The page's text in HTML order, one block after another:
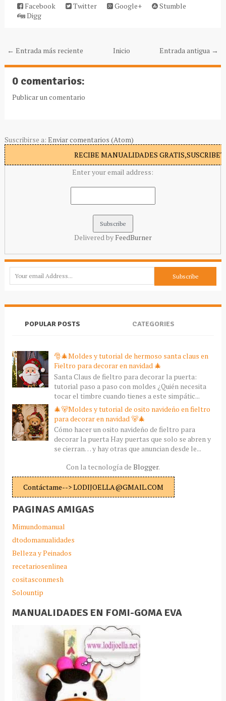
Facebook Twitter Google+
Stumble
Digg
← Entrada más reciente Entrada antigua →
Inicio
0 comentarios:
Publicar un comentario
Suscribirse a: Enviar comentarios (Atom)
RECIBE MANUALIDADES
Enter your email address:
Delivered by FeedBurner
POPULAR POSTS CATEGORIES
🎅🎄Moldes y tutorial de hermoso santa claus en
Fieltro para decorar en navidad 🎄
Santa Claus de fieltro para decorar la puerta:
tutorial paso a paso con moldes ¿Quién necesita
tocar el timbre cuando tienes a este simpátic...
🎄🐻Moldes y tutorial de osito navideño en fieltro
para decorar en navidad 🐻🎄
Cómo hacer un osito navideño de fieltro para
decorar la puerta Hay puertas que solo se abren y
se cierran… y hay otras que anuncian desde le...
Con la tecnología de Blogger.
Contáctame--> LODIJOELLA@GMAIL.COM
PAGINAS AMIGAS
Mimundomanual
dtodomanualidades
Belleza y Peinados
recetariosenlinea
cositasconmesh
Solountip
MANUALIDADES EN FOMI-GOMA EVA